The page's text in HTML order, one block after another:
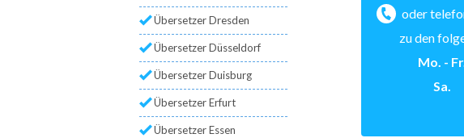
Übersetzer Dresden
Übersetzer Düsseldorf
Übersetzer Duisburg
Übersetzer Erfurt
Übersetzer Essen
oder
zu den
Mo. -
Sa.